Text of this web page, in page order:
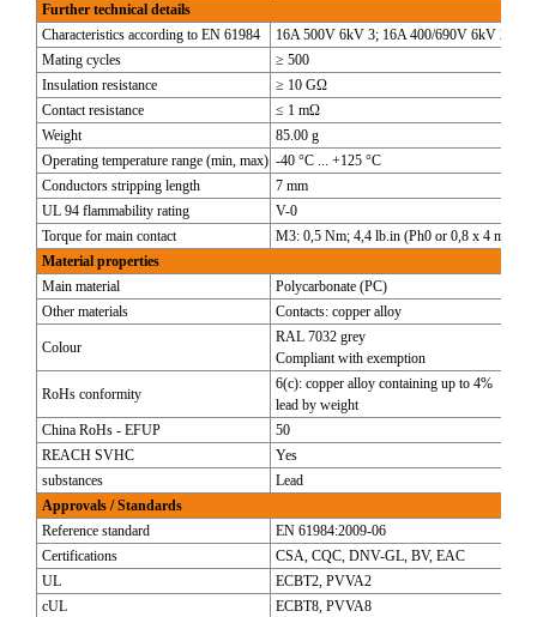
Further technical details
Characteristics according to EN 61984
16A 500V 6kV 3; 16A 400/690V 6kV 2
Mating cycles
≥ 500
Insulation resistance
≥ 10 GΩ
Contact resistance
≤ 1 mΩ
Weight
85.00 g
Operating temperature range (min, max) -40 °C ... +125 °C
Conductors stripping length
7 mm
UL 94 flammability rating
V-0
Torque for main contact
M3: 0,5 Nm; 4,4 lb.in (Ph0 or 0,8 x 4 mm)
Material properties
Main material
Polycarbonate (PC)
Other materials
Contacts: copper alloy
Colour
RAL 7032 grey
Compliant with exemption
RoHs conformity
6(c): copper alloy containing up to 4%
lead by weight
China RoHs - EFUP
50
REACH SVHC
Yes
substances
Lead
Approvals / Standards
Reference standard
EN 61984:2009-06
Certifications
CSA, CQC, DNV-GL, BV, EAC
UL
ECBT2, PVVA2
cUL
ECBT8, PVVA8